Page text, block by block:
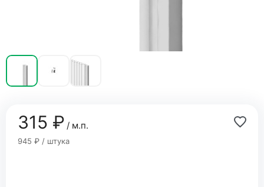
315 ₽/ м.п.
945 ₽ / штука